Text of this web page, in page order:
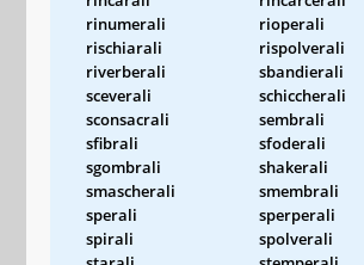
rinumerali
rioperali
rischiarali
rispolverali
riverberali
sbandierali
sceverali
schiccherali
sconsacrali
sembrali
sfibrali
sfoderali
sgombrali
shakerali
smascherali
smembrali
sperali
sperperali
spirali
spolverali